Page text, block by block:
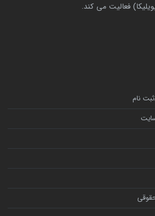
فعالیت می کند.
نام